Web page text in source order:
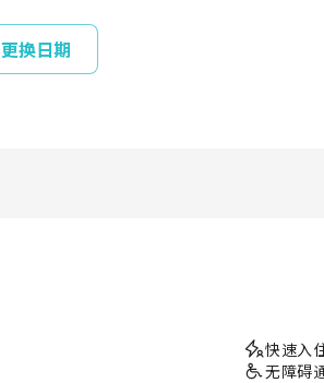
更换日期
快速入
无障碍